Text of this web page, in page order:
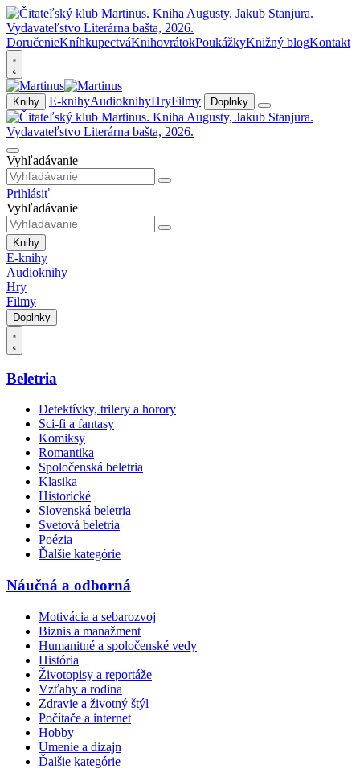
DoručenieKníhkupectváKnihovrátokPoukážkyKnižný blogKontakt
Knihy E-knihyAudioknihyHryFilmy Doplnky
Vyhľadávanie
Prihlásiť
Vyhľadávanie
Knihy
E-knihy
Audioknihy
Hry
Filmy
Doplnky
Beletria
Detektívky, trilery a horory
Sci-fi a fantasy
Komiksy
Romantika
Spoločenská beletria
Klasika
Historické
Slovenská beletria
Svetová beletria
Poézia
Ďalšie kategórie
Náučná a odborná
Motivácia a sebarozvoj
Biznis a manažment
Humanitné a spoločenské vedy
História
Životopisy a reportáže
Vzťahy a rodina
Zdravie a životný štýl
Počítače a internet
Hobby
Umenie a dizajn
Ďalšie kategórie